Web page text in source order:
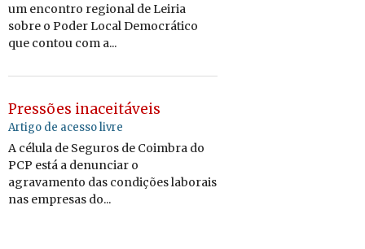
um encontro regional de Leiria
sobre o Poder Local Democrático
que contou com a...
Pressões inaceitáveis
Artigo de acesso livre
A célula de Seguros de Coimbra do
PCP está a denunciar o
agravamento das condições laborais
nas empresas do...